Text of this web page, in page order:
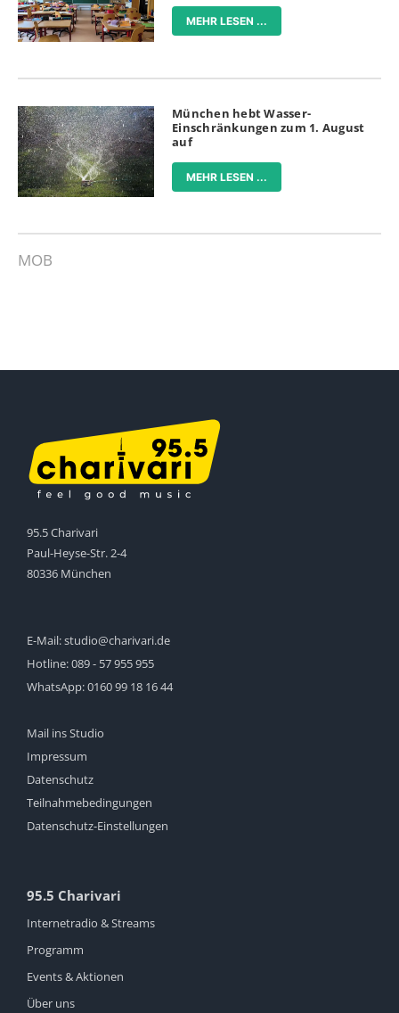
MEHR LESEN ...
München hebt Wasser-
Einschränkungen zum 1. August
auf
MEHR LESEN ...
MOB
95.5 Charivari
Paul-Heyse-Str. 2-4
80336 München
E-Mail:studio@charivari.de
Hotline:089 - 57 955 955
WhatsApp:0160 99 18 16 44
Mail ins Studio
Impressum
Datenschutz
Teilnahmebedingungen
Datenschutz-Einstellungen
95.5 Charivari
Internetradio & Streams
Programm
Events & Aktionen
Über uns